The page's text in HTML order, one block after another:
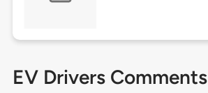
EV Drivers Comments